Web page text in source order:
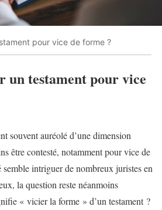
pour vice de forme ?
un testament pour vice
souvent auréolé d’une dimension
être contesté, notamment pour vice de
intriguer de nombreux juristes en
la question reste néanmoins
« vicier la forme » d’un testament ?